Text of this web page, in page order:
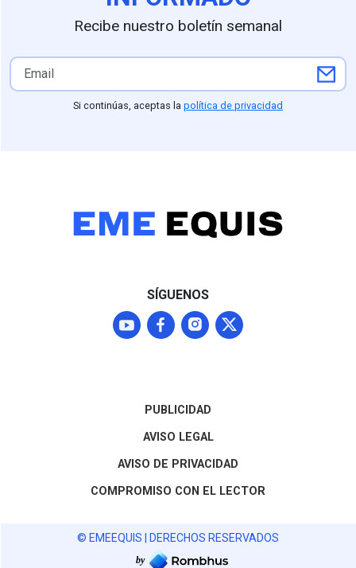
Recibe nuestro boletín semanal
Si continúas, aceptas la política de privacidad
SÍGUENOS
PUBLICIDAD
AVISO LEGAL
AVISO DE PRIVACIDAD
COMPROMISO CON EL LECTOR
© EMEEQUIS | DERECHOS RESERVADOS
by